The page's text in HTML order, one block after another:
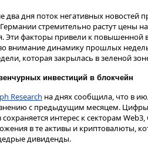
два дня поток негативных новостей
стремительно растут цены
Эти факторы привели к повышенной
внимание динамику прошлых
которая закрылась в зеленой
инвестиций в блокчейн
Research на днях сообщила, что в
с предыдущим месяцем. Цифры
сохраняется интерес к секторам
в те активы и криптовалюты,
дивиденды.